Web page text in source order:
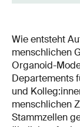
Wie entsteht
menschlichen
Organoid-
Departements
und
menschlichen
Stammzellen